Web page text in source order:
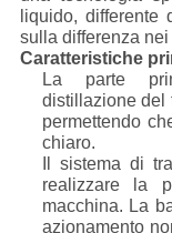
liquido,
sulla differenza
Caratteristiche
La parte
distillazione del
permettendo
chiaro.
Il sistema di
realizzare la
macchina. La
azionamento